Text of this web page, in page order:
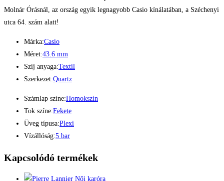
Molnár Órásnál, az ország egyik legnagyobb Casio kínálatában, a Széchenyi
utca 64. szám alatt!
Márka:Casio
Méret:43.6 mm
Szíj anyaga:Textil
Szerkezet:Quartz
Számlap színe:Homokszín
Tok színe:Fekete
Üveg típusa:Plexi
Vízállóság:5 bar
Kapcsolódó termékek